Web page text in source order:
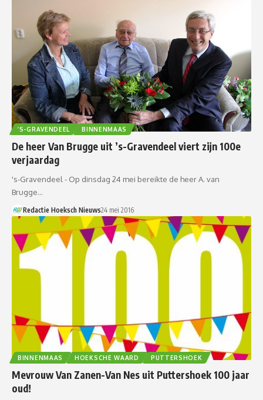
’S-GRAVENDEEL BINNENMAAS
De heer Van Brugge uit ’s-Gravendeel viert zijn 100e
verjaardag
's-Gravendeel - Op dinsdag 24 mei bereikte de heer A. van
Brugge…
Redactie Hoeksch Nieuws24 mei 2016
BINNENMAAS HOEKSCHE WAARD PUTTERSHOEK
Mevrouw Van Zanen-Van Nes uit Puttershoek 100 jaar
oud!